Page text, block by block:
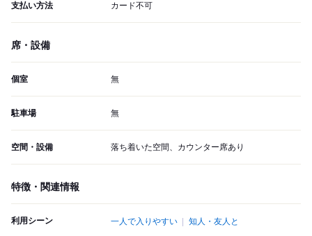
支払い方法 カード不可
席・設備
個室 無
駐車場 無
空間・設備 落ち着いた空間、カウンター席あり
特徴・関連情報
利用シーン 一人で入りやすい 知人・友人と